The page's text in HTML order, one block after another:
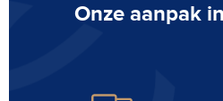
Onze aanpak